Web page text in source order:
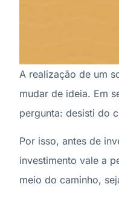
A realização de um
mudar de ideia. Em
pergunta: desisti do
Por isso, antes de
investimento vale a
meio do caminho,